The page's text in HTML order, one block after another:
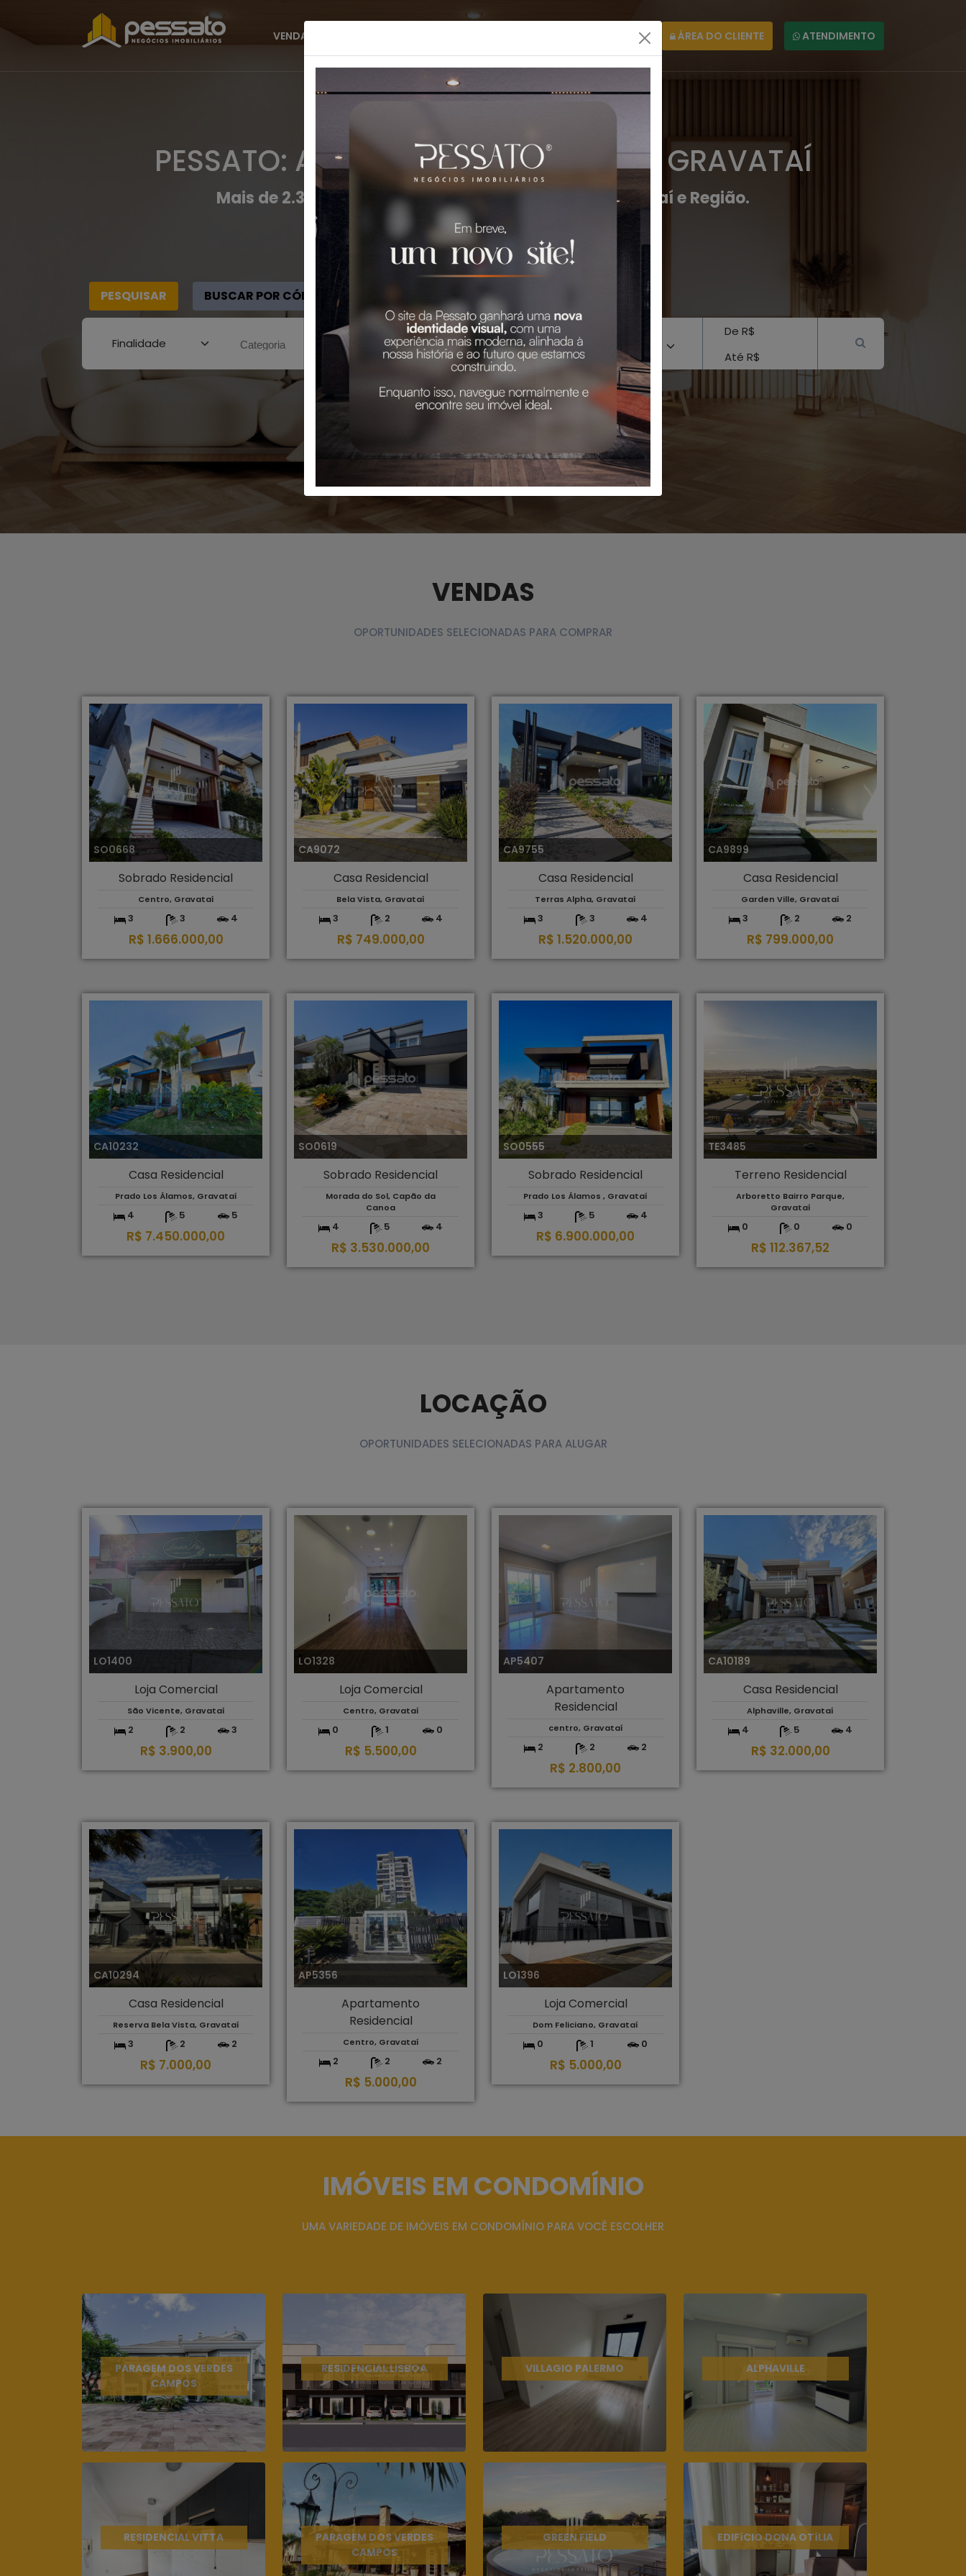
VENDAS ÁREA DO CLIENTE ATENDIMENTO
PESSATO: A MELHOR IMOBILIÁRIA EM GRAVATAÍ
Mais de 2.300 Imóveis para Venda e Aluguel em Gravataí e Região.
PESQUISAR BUSCAR POR CÓDIGO
VENDAS
OPORTUNIDADES SELECIONADAS PARA COMPRAR
SO0668
Sobrado Residencial
Centro, Gravataí
3 3 4
R$ 1.666.000,00
CA9072
Casa Residencial
Bela Vista, Gravataí
3 2 4
R$ 749.000,00
CA9755
Casa Residencial
Terras Alpha, Gravataí
3 3 4
R$ 1.520.000,00
CA9899
Casa Residencial
Garden Ville, Gravataí
3 2 2
R$ 799.000,00
CA10232
Casa Residencial
Prado Los Álamos, Gravataí
4 5 5
R$ 7.450.000,00
SO0619
Sobrado Residencial
Morada do Sol, Capão da
Canoa
4 5 4
R$ 3.530.000,00
SO0555
Sobrado Residencial
Prado Los Álamos , Gravataí
3 5 4
R$ 6.900.000,00
TE3485
Terreno Residencial
Arboretto Bairro Parque,
Gravataí
0 0 0
R$ 112.367,52
LOCAÇÃO
OPORTUNIDADES SELECIONADAS PARA ALUGAR
LO1400
Loja Comercial
São Vicente, Gravataí
2 2 3
R$ 3.900,00
LO1328
Loja Comercial
Centro, Gravataí
0 1 0
R$ 5.500,00
AP5407
Apartamento
Residencial
centro, Gravataí
2 2 2
R$ 2.800,00
CA10189
Casa Residencial
Alphaville, Gravataí
4 5 4
R$ 32.000,00
CA10294
Casa Residencial
Reserva Bela Vista, Gravataí
3 2 2
R$ 7.000,00
AP5356
Apartamento
Residencial
Centro, Gravataí
2 2 2
R$ 5.000,00
LO1396
Loja Comercial
Dom Feliciano, Gravataí
0 1 0
R$ 5.000,00
IMÓVEIS EM CONDOMÍNIO
UMA VARIEDADE DE IMÓVEIS EM CONDOMÍNIO PARA VOCÊ ESCOLHER
PARAGEM DOS VERDES
CAMPOS
RESIDENCIAL LISBOA VILLAGIO PALERMO ALPHAVILLE
RESIDENCIAL VITTA
PARAGEM DOS VERDES
CAMPOS
GREEN FIELD EDIFíCIO DONA OTíLIA